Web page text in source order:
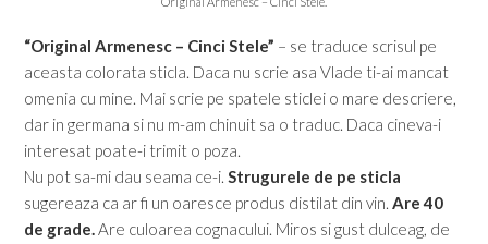
“Original Armenesc – Cinci Stele” – se traduce scrisul pe
aceasta colorata sticla. Daca nu scrie asa Vlade ti-ai mancat
omenia cu mine. Mai scrie pe spatele sticlei o mare descriere,
dar in germana si nu m-am chinuit sa o traduc. Daca cineva-i
interesat poate-i trimit o poza.
Nu pot sa-mi dau seama ce-i.Strugurele de pe sticla
sugereaza ca ar fi un oaresce produs distilat din vin.Are 40
de grade.Are culoarea cognacului. Miros si gust dulceag, de